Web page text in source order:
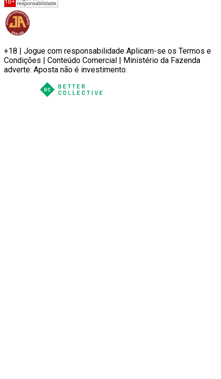
+18 | Jogue com responsabilidade Aplicam-se os Termos e
Condições | Conteúdo Comercial | Ministério da Fazenda
adverte: Aposta não é investimento.